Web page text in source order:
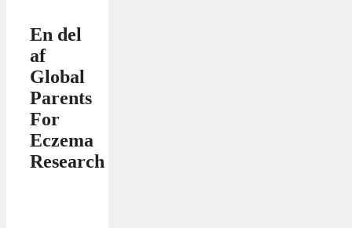
En del
af
Global
Parents
For
Eczema
Research